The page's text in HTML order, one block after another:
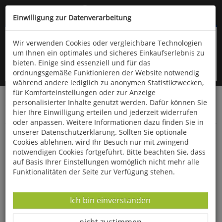
Kompletten Head der Seite überspringen
oder (06766) 9323-960
Startseite Bücher Downloads
Zeitschriften
Der Falke
Die insulare Schleiergrasmücke
Einwilligung zur Datenverarbeitung
Wir verwenden Cookies oder vergleichbare Technologien
um Ihnen ein optimales und sicheres Einkaufserlebnis zu
bieten. Einige sind essenziell und für das
ordnungsgemäße Funktionieren der Website notwendig
während andere lediglich zu anonymen Statistikzwecken,
für Komforteinstellungen oder zur Anzeige
personalisierter Inhalte genutzt werden. Dafür können Sie
hier Ihre Einwilligung erteilen und jederzeit widerrufen
oder anpassen. Weitere Informationen dazu finden Sie in
unserer Datenschutzerklärung. Sollten Sie optionale
Cookies ablehnen, wird Ihr Besuch nur mit zwingend
notwendigen Cookies fortgeführt. Bitte beachten Sie, dass
auf Basis Ihrer Einstellungen womöglich nicht mehr alle
Funktionalitäten der Seite zur Verfügung stehen.
Datenverarbeitung -
Ich bin einverstanden